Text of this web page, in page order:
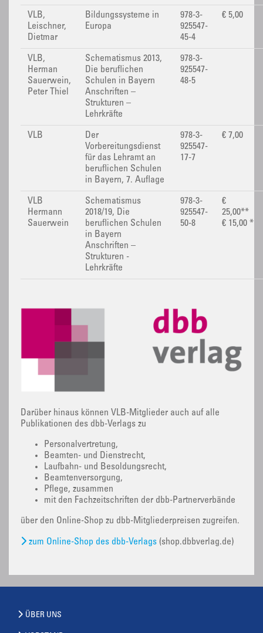
VLB,
Leischner,
Dietmar
Bildungssysteme in
Europa
978-3-
925547-
45-4
€ 5,00
VLB,
Herman
Sauerwein,
Peter Thiel
Schematismus 2013,
Die beruflichen
Schulen in Bayern
Anschriften –
Strukturen –
Lehrkräfte
978-3-
925547-
48-5
VLB
Der
Vorbereitungsdienst
für das Lehramt an
beruflichen Schulen
in Bayern, 7. Auflage
978-3-
925547-
17-7
€ 7,00
VLB
Hermann
Sauerwein
Schematismus
2018/19, Die
beruflichen Schulen
in Bayern
Anschriften –
Strukturen -
Lehrkräfte
978-3-
925547-
50-8
€
25,00**
€ 15,00 *
Darüber hinaus können VLB-Mitglieder auch auf alle
Publikationen des dbb-Verlags zu
Personalvertretung,
Beamten- und Dienstrecht,
Laufbahn- und Besoldungsrecht,
Beamtenversorgung,
Pflege, zusammen
mit den Fachzeitschriften der dbb-Partnerverbände
über den Online-Shop zu dbb-Mitgliederpreisen zugreifen.
zum Online-Shop des dbb-Verlags (shop.dbbverlag.de)
ÜBER UNS